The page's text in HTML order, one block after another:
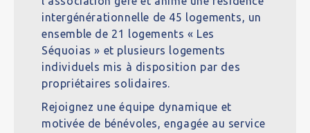
intergénérationnelle de 45 logements, un
ensemble de 21 logements « Les
Séquoias » et plusieurs logements
individuels mis à disposition par des
propriétaires solidaires.
Rejoignez une équipe dynamique et
motivée de bénévoles, engagée au service